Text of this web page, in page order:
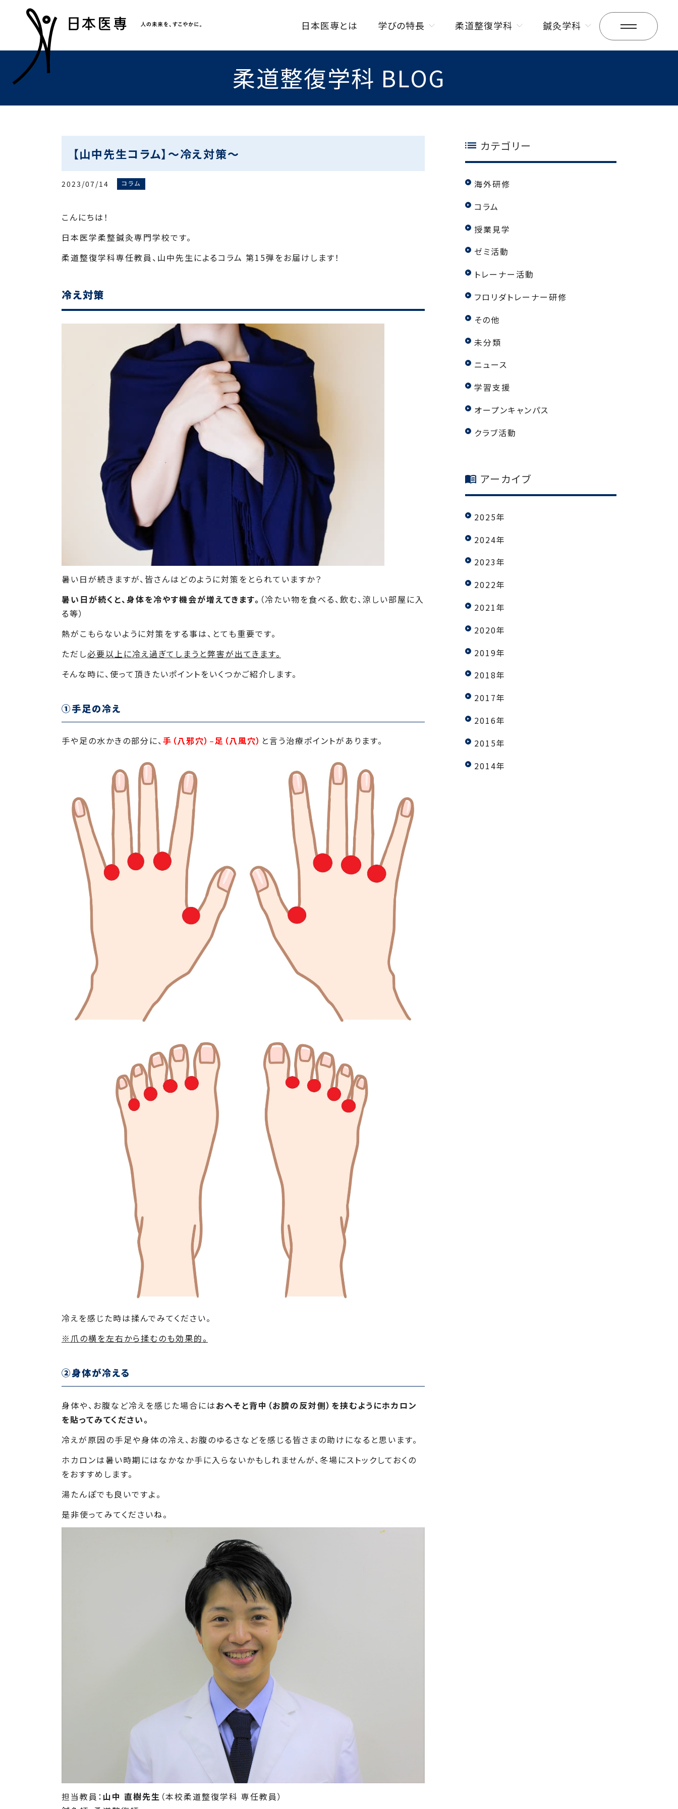
日本医専とは 学びの特長
学びの特長トップ
オンラインを活用した
海外研修制度
柔道整復学科 鍼灸学科
柔道整復学科 BLOG
【山中先生コラム】～冷え対策～
2023/07/14 コラム
こんにちは！
日本医学柔整鍼灸専門学校です。
柔道整復学科専任教員、山中先生によるコラム 第15弾をお届けします！
冷え対策
暑い日が続きますが、皆さんはどのように対策をとられていますか？
暑い日が続くと、身体を冷やす機会が増えてきます。 （冷たい物を食べる、飲む、涼しい部屋に入
る等）
熱がこもらないように対策をする事は、とても重要です。
ただし必要以上に冷え過ぎてしまうと弊害が出てきます。
そんな時に、使って頂きたいポイントをいくつかご紹介します。
①手足の冷え
手や足の水かきの部分に、手（八邪穴） –足（八風穴） と言う治療ポイントがあります。
冷えを感じた時は揉んでみてください。
※爪の横を左右から揉むのも効果的。
②身体が冷える
身体や、お腹など冷えを感じた場合にはおへそと背中（お臍の反対側）を挟むようにホカロン
を貼ってみてください。
冷えが原因の手足や身体の冷え、お腹のゆるさなどを感じる皆さまの助けになると思います。
ホカロンは暑い時期にはなかなか手に入らないかもしれませんが、冬場にストックしておくの
をおすすめします。
湯たんぽでも良いですよ。
是非使ってみてくださいね。
担当教員： 山中 直樹先生 （本校柔道整復学科 専任教員）
カテゴリー
海外研修
コラム
授業見学
ゼミ活動
トレーナー活動
フロリダトレーナー研修
その他
未分類
ニュース
学習支援
オープンキャンパス
クラブ活動
アーカイブ
2025年
2024年
2023年
2022年
2021年
2020年
2019年
2018年
2017年
2016年
2015年
2014年